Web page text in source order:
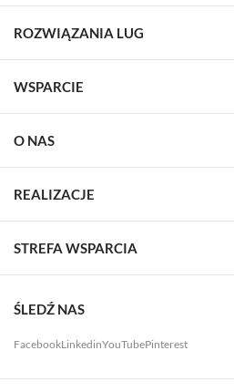
ROZWIĄZANIA LUG
WSPARCIE
O NAS
REALIZACJE
STREFA WSPARCIA
ŚLEDŹ NAS
FacebookLinkedinYouTubePinterest